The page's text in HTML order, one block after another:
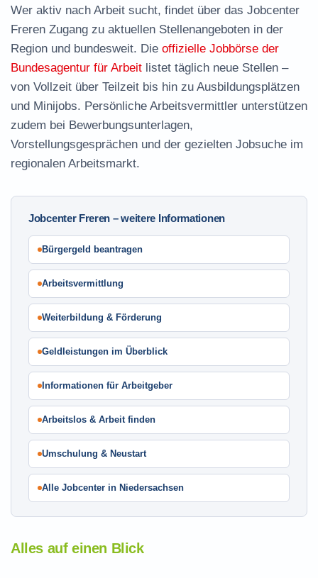
Wer aktiv nach Arbeit sucht, findet über das Jobcenter
Freren Zugang zu aktuellen Stellenangeboten in der
Region und bundesweit. Die offizielle Jobbörse der
Bundesagentur für Arbeit listet täglich neue Stellen –
von Vollzeit über Teilzeit bis hin zu Ausbildungsplätzen
und Minijobs. Persönliche Arbeitsvermittler unterstützen
zudem bei Bewerbungsunterlagen,
Vorstellungsgesprächen und der gezielten Jobsuche im
regionalen Arbeitsmarkt.
Jobcenter Freren – weitere Informationen
Bürgergeld beantragen
Arbeitsvermittlung
Weiterbildung & Förderung
Geldleistungen im Überblick
Informationen für Arbeitgeber
Arbeitslos & Arbeit finden
Umschulung & Neustart
Alle Jobcenter in Niedersachsen
Alles auf einen Blick